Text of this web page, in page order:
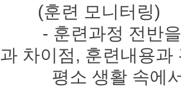
(훈련 모니터링)
- 훈련과정 전반을
과 차이점, 훈련내용과
평소 생활 속에서